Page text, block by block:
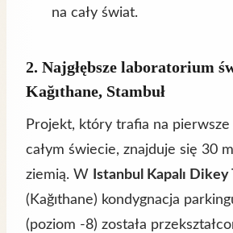
na cały świat.
2. Najgłębsze laboratorium
Kağıthane, Stambuł
Projekt, który trafia na
całym świecie, znajduje się 30
ziemią. W
Istanbul Kapalı
(Kağıthane) kondygnacja
(poziom -8) została